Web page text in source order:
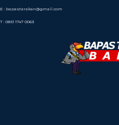
E : bapastarakan@gmail.com
T : 0851 1747 0063